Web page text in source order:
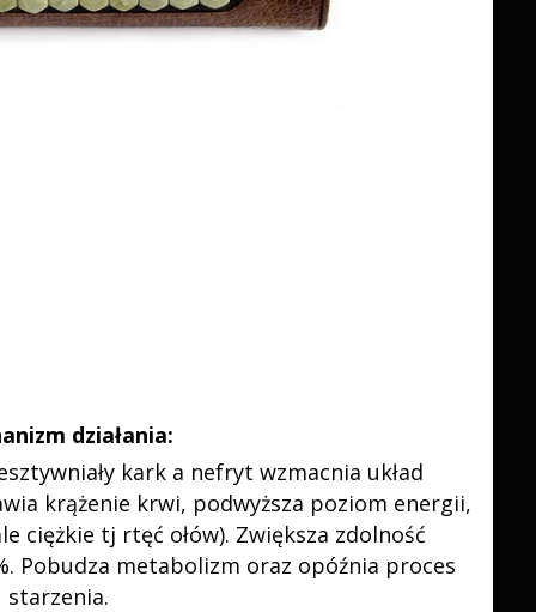
działania:
kark a nefryt wzmacnia układ
krążenie krwi, podwyższa poziom energii,
ciężkie tj rtęć ołów). Zwiększa zdolność
Pobudza metabolizm oraz opóźnia proces
starzenia.